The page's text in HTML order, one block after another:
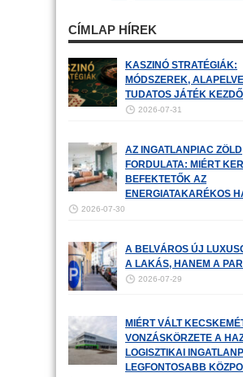
CÍMLAP HÍREK
KASZINÓ STRATÉGIÁK:
MÓDSZEREK,
TUDATOS JÁTÉK
2026-07-31
AZ INGATLANPIAC ZÖLD
FORDULATA: MIÉRT
BEFEKTETŐK AZ
ENERGIATAKARÉKOS
2026-07-30
A BELVÁROS ÚJ
A LAKÁS, HANEM A
2026-07-29
MIÉRT VÁLT
VONZÁSKÖRZETE A
LOGISZTIKAI
LEGFONTOSABB